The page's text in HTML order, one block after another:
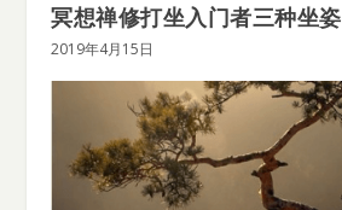
冥想禅修打坐入门者三种坐姿
2019年4月15日